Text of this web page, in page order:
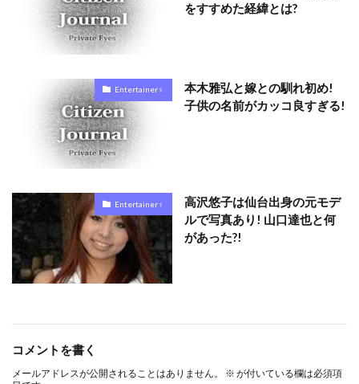
をすすめた経緯とは?
Entertainer♀
本木雅弘と嫁との馴れ初め!
子供の名前がカッコ良すぎる!
Entertainer♀
高沢悠子は仙台出身の元モデ
ルで写真あり! 山口達也と何
があった?!
コメントを書く
メールアドレスが公開されることはありません。 ※ が付いている欄は必須項